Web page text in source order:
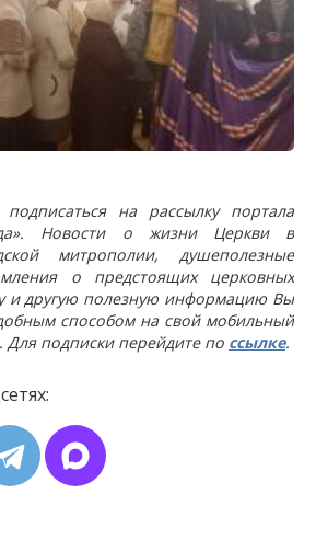
на рассылку портала
Новости о жизни Церкви в
митрополии, душеполезные
о предстоящих церковных
и другую полезную информацию Вы
способом на свой мобильный
Для подписки перейдите по ссылке.